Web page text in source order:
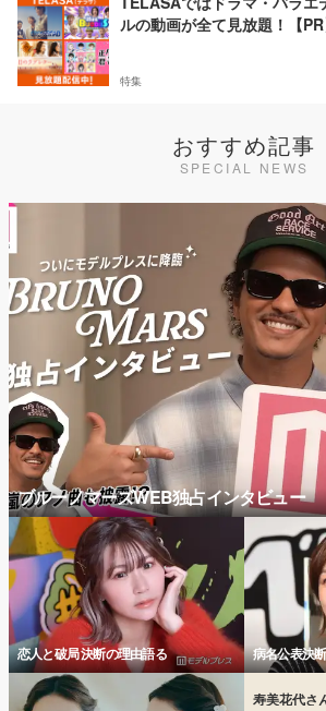
ルの動画が全て見放題！【PR
特集
おすすめ記事
SPECIAL NEWS
ブルーノマーズWEB独占インタビュー
恋人と破局 決断の理由語る 病名公表決
寿美花代さ